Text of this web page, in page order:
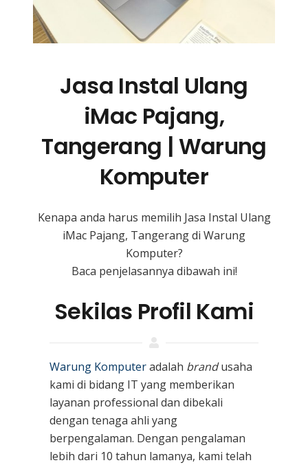
Jasa Instal Ulang
iMac Pajang,
Tangerang | Warung
Komputer
Kenapa anda harus memilih Jasa Instal Ulang
iMac Pajang, Tangerang di Warung
Komputer?
Baca penjelasannya dibawah ini!
Sekilas Profil Kami
Warung Komputeradalah brandusaha
kami di bidang IT yang memberikan
layanan professional dan dibekali
dengan tenaga ahli yang
berpengalaman. Dengan pengalaman
lebih dari 10 tahun lamanya, kami telah